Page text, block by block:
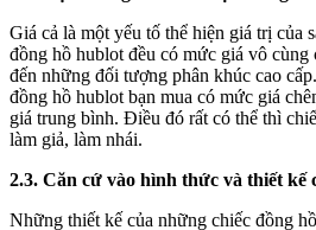
Giá cả là một yếu tố thể hiện giá trị của
đồng hồ hublot đều có mức giá vô
đến những đối tượng phân khúc cao
đồng hồ hublot bạn mua có mức giá
giá trung bình. Điều đó rất có thể thì
làm giả, làm nhái.
2.3. Căn cứ vào hình thức và thiết kế
Những thiết kế của những chiếc đồng